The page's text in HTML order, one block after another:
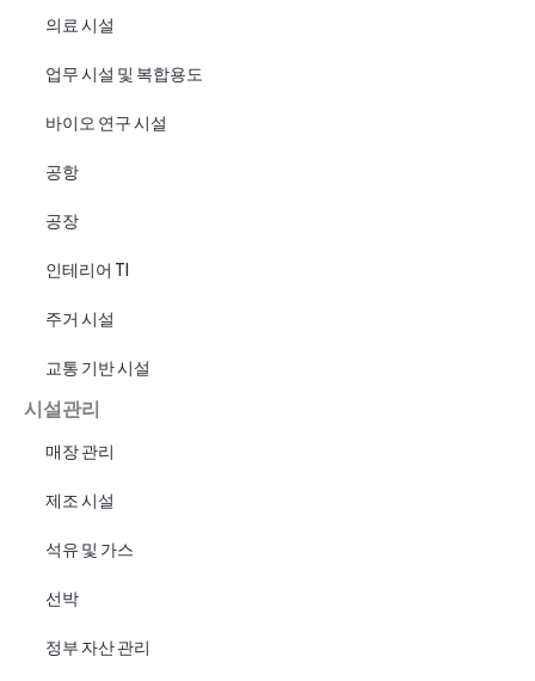
의료 시설
업무 시설 및 복합용도
바이오 연구 시설
공항
공장
인테리어 TI
주거 시설
교통 기반 시설
시설관리
매장 관리
제조 시설
석유 및 가스
선박
정부 자산 관리